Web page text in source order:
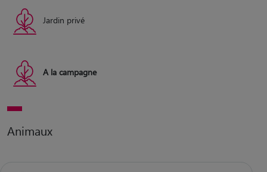
Jardin privé
A la campagne
Animaux